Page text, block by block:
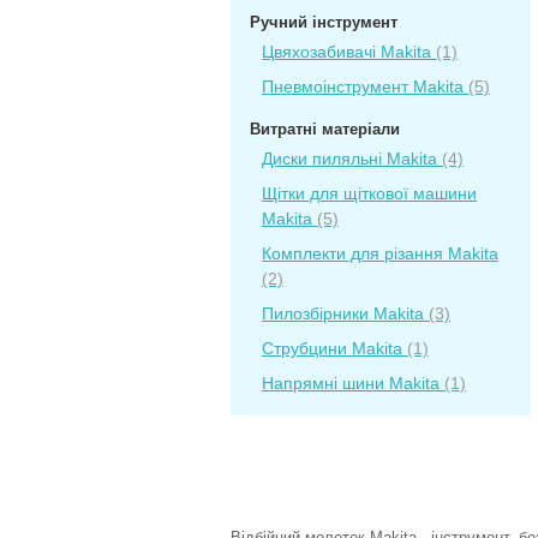
Ручний інструмент
Цвяхозабивачі Makita (1)
Пневмоінструмент Makita (5)
Витратні матеріали
Диски пиляльні Makita (4)
Щітки для щіткової машини
Makita (5)
Комплекти для різання Makita
(2)
Пилозбірники Makita (3)
Струбцини Makita (1)
Напрямні шини Makita (1)